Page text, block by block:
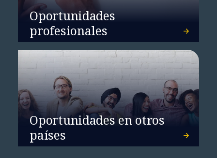
Oportunidades
profesionales
Oportunidades en otros
países